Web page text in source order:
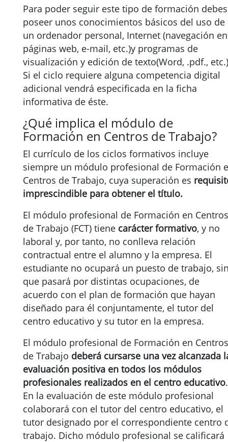
Para poder seguir este tipo de formación debes
poseer unos conocimientos básicos del uso de
un ordenador personal, Internet (navegación en
páginas web, e-mail, etc.)y programas de
visualización y edición de texto(Word, .pdf.,
Si el ciclo requiere alguna competencia digital
adicional vendrá especificada en la ficha
informativa de éste.
¿Qué implica el módulo de
Formación en Centros de Trabajo?
El currículo de los ciclos formativos incluye
siempre un módulo profesional de Formación
Centros de Trabajo, cuya superación es
imprescindible para obtener el título.
El módulo profesional de Formación en Centros
de Trabajo (FCT) tiene carácter formativo, y no
laboral y, por tanto, no conlleva relación
contractual entre el alumno y la empresa. El
estudiante no ocupará un puesto de trabajo,
que pasará por distintas ocupaciones, de
acuerdo con el plan de formación que hayan
diseñado para él conjuntamente, el tutor del
centro educativo y su tutor en la empresa.
El módulo profesional de Formación en Centros
de Trabajo deberá cursarse una vez alcanzada
evaluación positiva en todos los módulos
profesionales realizados en el centro educativo.
En la evaluación de este módulo profesional
colaborará con el tutor del centro educativo, el
tutor designado por el correspondiente centro
trabajo. Dicho módulo profesional se calificará